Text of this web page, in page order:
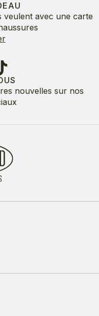
veulent avec une carte
nouvelles sur nos